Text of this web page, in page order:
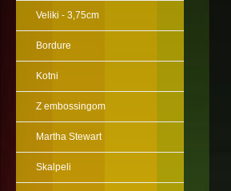
Veliki - 3,75cm
Bordure
Kotni
Z embossingom
Martha Stewart
Skalpeli